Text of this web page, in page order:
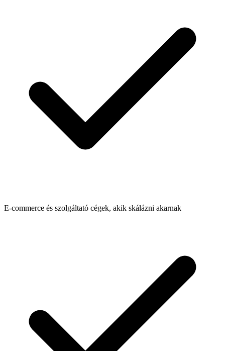
E-commerce és szolgáltató cégek, akik skálázni akarnak